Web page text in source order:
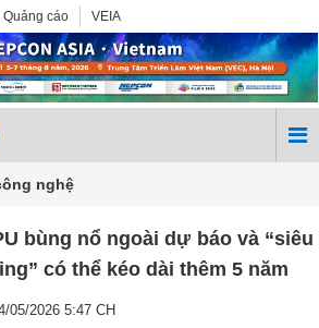
Quảng cáo VEIA
nghệ
bùng nổ ngoài dự báo và “siêu
có thể kéo dài thêm 5 năm
05/2026 5:47 CH